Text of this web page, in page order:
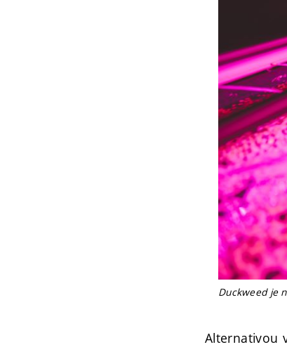
Duckweed je
Alternativou